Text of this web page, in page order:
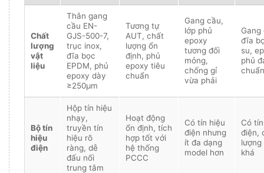
Chất
lượng
vật
liệu
Thân gang
cầu EN-
GJS-500-7,
trục inox,
đĩa bọc
EPDM, phủ
epoxy dày
≥250µm
Tương tự
AUT, chất
lượng ổn
định, phủ
epoxy tiêu
chuẩn
Gang cầu,
lớp phủ
epoxy
tương đối
mỏng,
chống gỉ
vừa phải
Gang
đĩa
su,
phủ
chuẩn
Bộ tín
hiệu
điện
Hộp tín hiệu
nhạy,
truyền tín
hiệu rõ
ràng, dễ
đấu nối
trung tâm
Hoạt động
ổn định, tích
hợp tốt với
hệ thống
PCCC
Có tín hiệu
điện nhưng
ít đa dạng
model hơn
Có
điện,
khá